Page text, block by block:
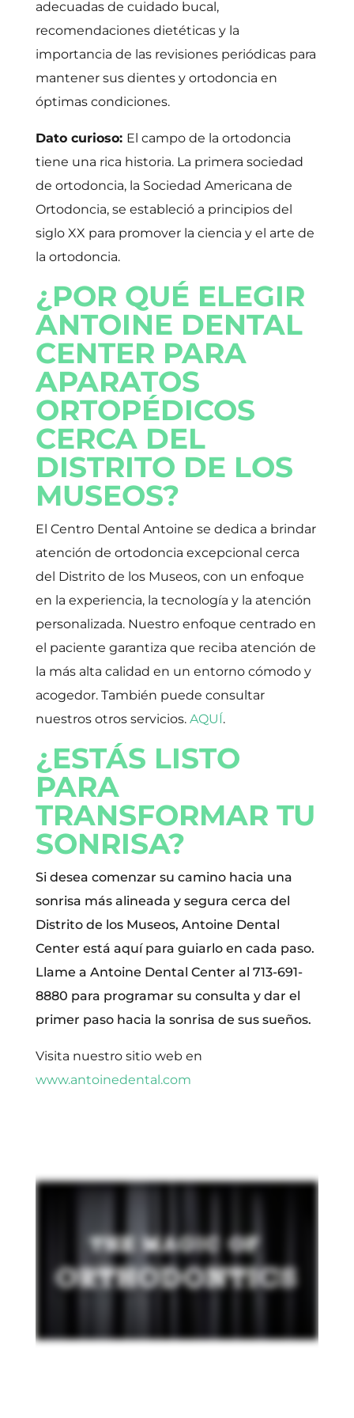
adecuadas de cuidado bucal,
recomendaciones dietéticas y la
importancia de las revisiones periódicas para
mantener sus dientes y ortodoncia en
óptimas condiciones.
Dato curioso: El campo de la ortodoncia
tiene una rica historia. La primera sociedad
de ortodoncia, la Sociedad Americana de
Ortodoncia, se estableció a principios del
siglo XX para promover la ciencia y el arte de
la ortodoncia.
¿POR QUÉ ELEGIR
ANTOINE DENTAL
CENTER PARA
APARATOS
ORTOPÉDICOS
CERCA DEL
DISTRITO DE LOS
MUSEOS?
El Centro Dental Antoine se dedica a brindar
atención de ortodoncia excepcional cerca
del Distrito de los Museos, con un enfoque
en la experiencia, la tecnología y la atención
personalizada. Nuestro enfoque centrado en
el paciente garantiza que reciba atención de
la más alta calidad en un entorno cómodo y
acogedor. También puede consultar
nuestros otros servicios. AQUÍ.
¿ESTÁS LISTO
PARA
TRANSFORMAR TU
SONRISA?
Si desea comenzar su camino hacia una
sonrisa más alineada y segura cerca del
Distrito de los Museos, Antoine Dental
Center está aquí para guiarlo en cada paso.
Llame a Antoine Dental Center al 713-691-
8880 para programar su consulta y dar el
primer paso hacia la sonrisa de sus sueños.
Visita nuestro sitio web en
www.antoinedental.com